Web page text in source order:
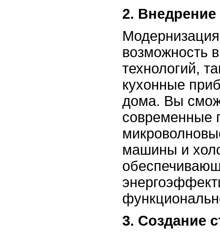
2.
возможность
технологий,
кухонные
дома. Вы
современные
машины и
3. Создание